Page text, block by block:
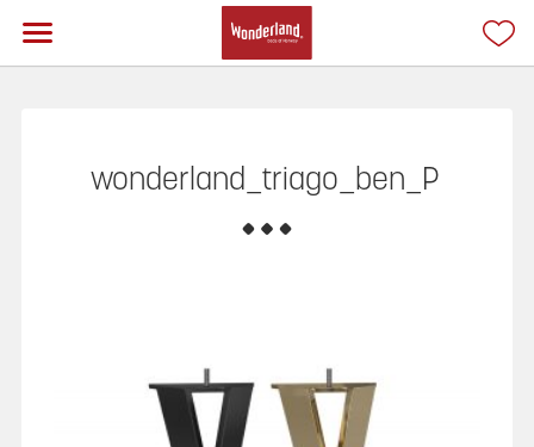
wonderland_triago_ben_P